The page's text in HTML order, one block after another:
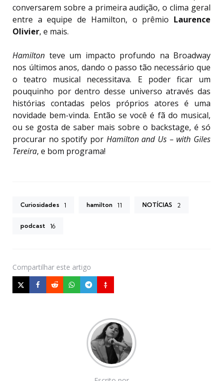
conversarem sobre a primeira audição, o clima geral
entre a equipe de Hamilton, o prêmio Laurence
Olivier, e mais.
Hamilton teve um impacto profundo na Broadway
nos últimos anos, dando o passo tão necessário que
o teatro musical necessitava. E poder ficar um
pouquinho por dentro desse universo através das
histórias contadas pelos próprios atores é uma
novidade bem-vinda. Então se você é fã do musical,
ou se gosta de saber mais sobre o backstage, é só
procurar no spotify por Hamilton and Us – with Giles
Tereira, e bom programa!
Curiosidades 1 hamilton 11 NOTÍCIAS 2
podcast 16
Compartilhar este artigo